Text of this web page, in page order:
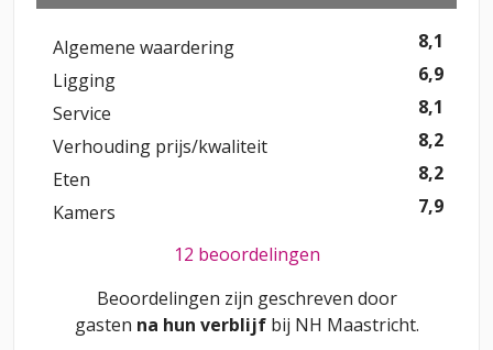
Algemene waardering
8,1
Ligging
6,9
Service
8,1
Verhouding prijs/kwaliteit
8,2
Eten
8,2
Kamers
7,9
12 beoordelingen
Beoordelingen zijn geschreven door
gasten na hun verblijf bij NH Maastricht.